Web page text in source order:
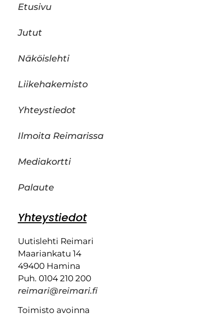
Etusivu
Jutut
Näköislehti
Liikehakemisto
Yhteystiedot
Ilmoita Reimarissa
Mediakortti
Palaute
Yhteystiedot
Uutislehti Reimari
Maariankatu 14
49400 Hamina
Puh. 0104 210 200
reimari@reimari.fi
Toimisto avoinna